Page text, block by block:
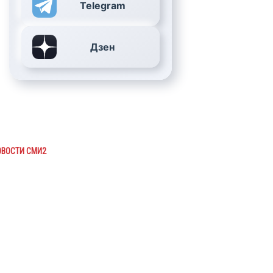
Telegram
Дзен
СМИ2